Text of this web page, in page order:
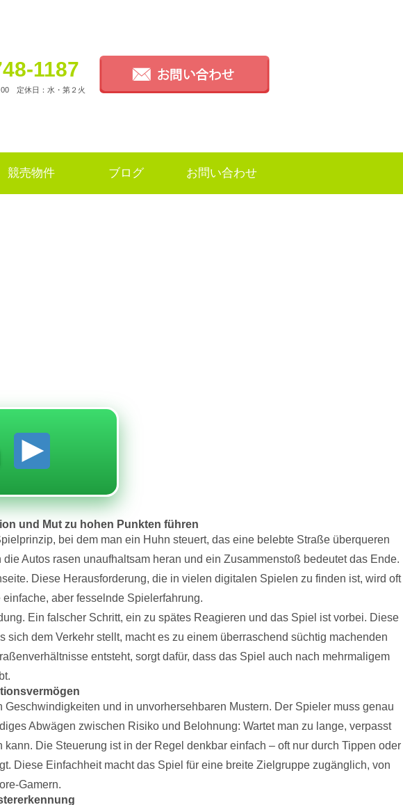
1187
定休日：水・第２火
競売物件 ブログ お問い合わせ
und Mut zu hohen Punkten führen
bei dem man ein Huhn steuert, das eine belebte Straße überqueren
Autos rasen unaufhaltsam heran und ein Zusammenstoß bedeutet das Ende.
Diese Herausforderung, die in vielen digitalen Spielen zu finden ist, wird oft
aber fesselnde Spielerfahrung.
Ein falscher Schritt, ein zu spätes Reagieren und das Spiel ist vorbei. Diese
dem Verkehr stellt, macht es zu einem überraschend süchtig machenden
entsteht, sorgt dafür, dass das Spiel auch nach mehrmaligem
und in unvorhersehbaren Mustern. Der Spieler muss genau
Abwägen zwischen Risiko und Belohnung: Wartet man zu lange, verpasst
Die Steuerung ist in der Regel denkbar einfach – oft nur durch Tippen oder
Diese Einfachheit macht das Spiel für eine breite Zielgruppe zugänglich, von
Gamern.